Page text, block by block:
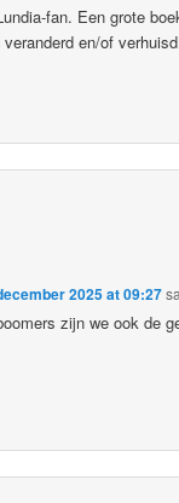
fan. Een grote
en/of
2025 at 09:27
zijn we ook de